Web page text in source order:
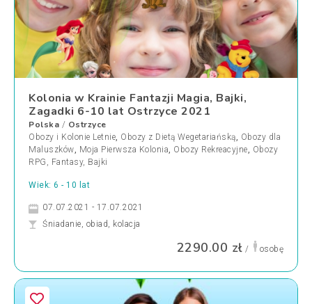
Kolonia w Krainie Fantazji Magia, Bajki,
Zagadki 6-10 lat Ostrzyce 2021
Polska / Ostrzyce
Obozy i Kolonie Letnie, Obozy z Dietą Wegetariańską, Obozy dla
Maluszków, Moja Pierwsza Kolonia, Obozy Rekreacyjne, Obozy
RPG, Fantasy, Bajki
Wiek: 6 - 10 lat
07.07.2021 - 17.07.2021
Śniadanie, obiad, kolacja
2290.00 zł / osobę